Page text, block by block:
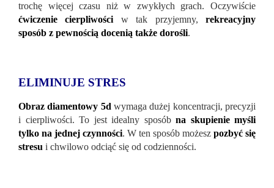
trochę więcej czasu niż w zwykłych grach. Oczywiście
ćwiczenie cierpliwości
w tak przyjemny,rekreacyjny
sposób z pewnością docenią także dorośli.
ELIMINUJE STRES
Obraz diamentowy 5d wymaga dużej koncentracji, precyzji
i cierpliwości. To jest idealny sposób na skupienie myśli
tylko na jednej czynności. W ten sposób możesz pozbyć się
stresu i chwilowo odciąć się od codzienności.